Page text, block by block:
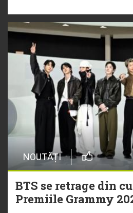
NOUTĂȚI
BTS se retrage din
Premiile Grammy